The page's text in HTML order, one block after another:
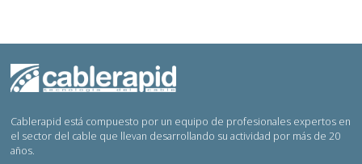
Cablerapid está compuesto por un equipo de profesionales expertos en
el sector del cable que llevan desarrollando su actividad por más de 20
años.